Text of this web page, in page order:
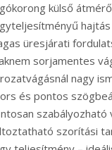
külső
üresjárati
sorjamentes
nagy
és pontos
szorítási